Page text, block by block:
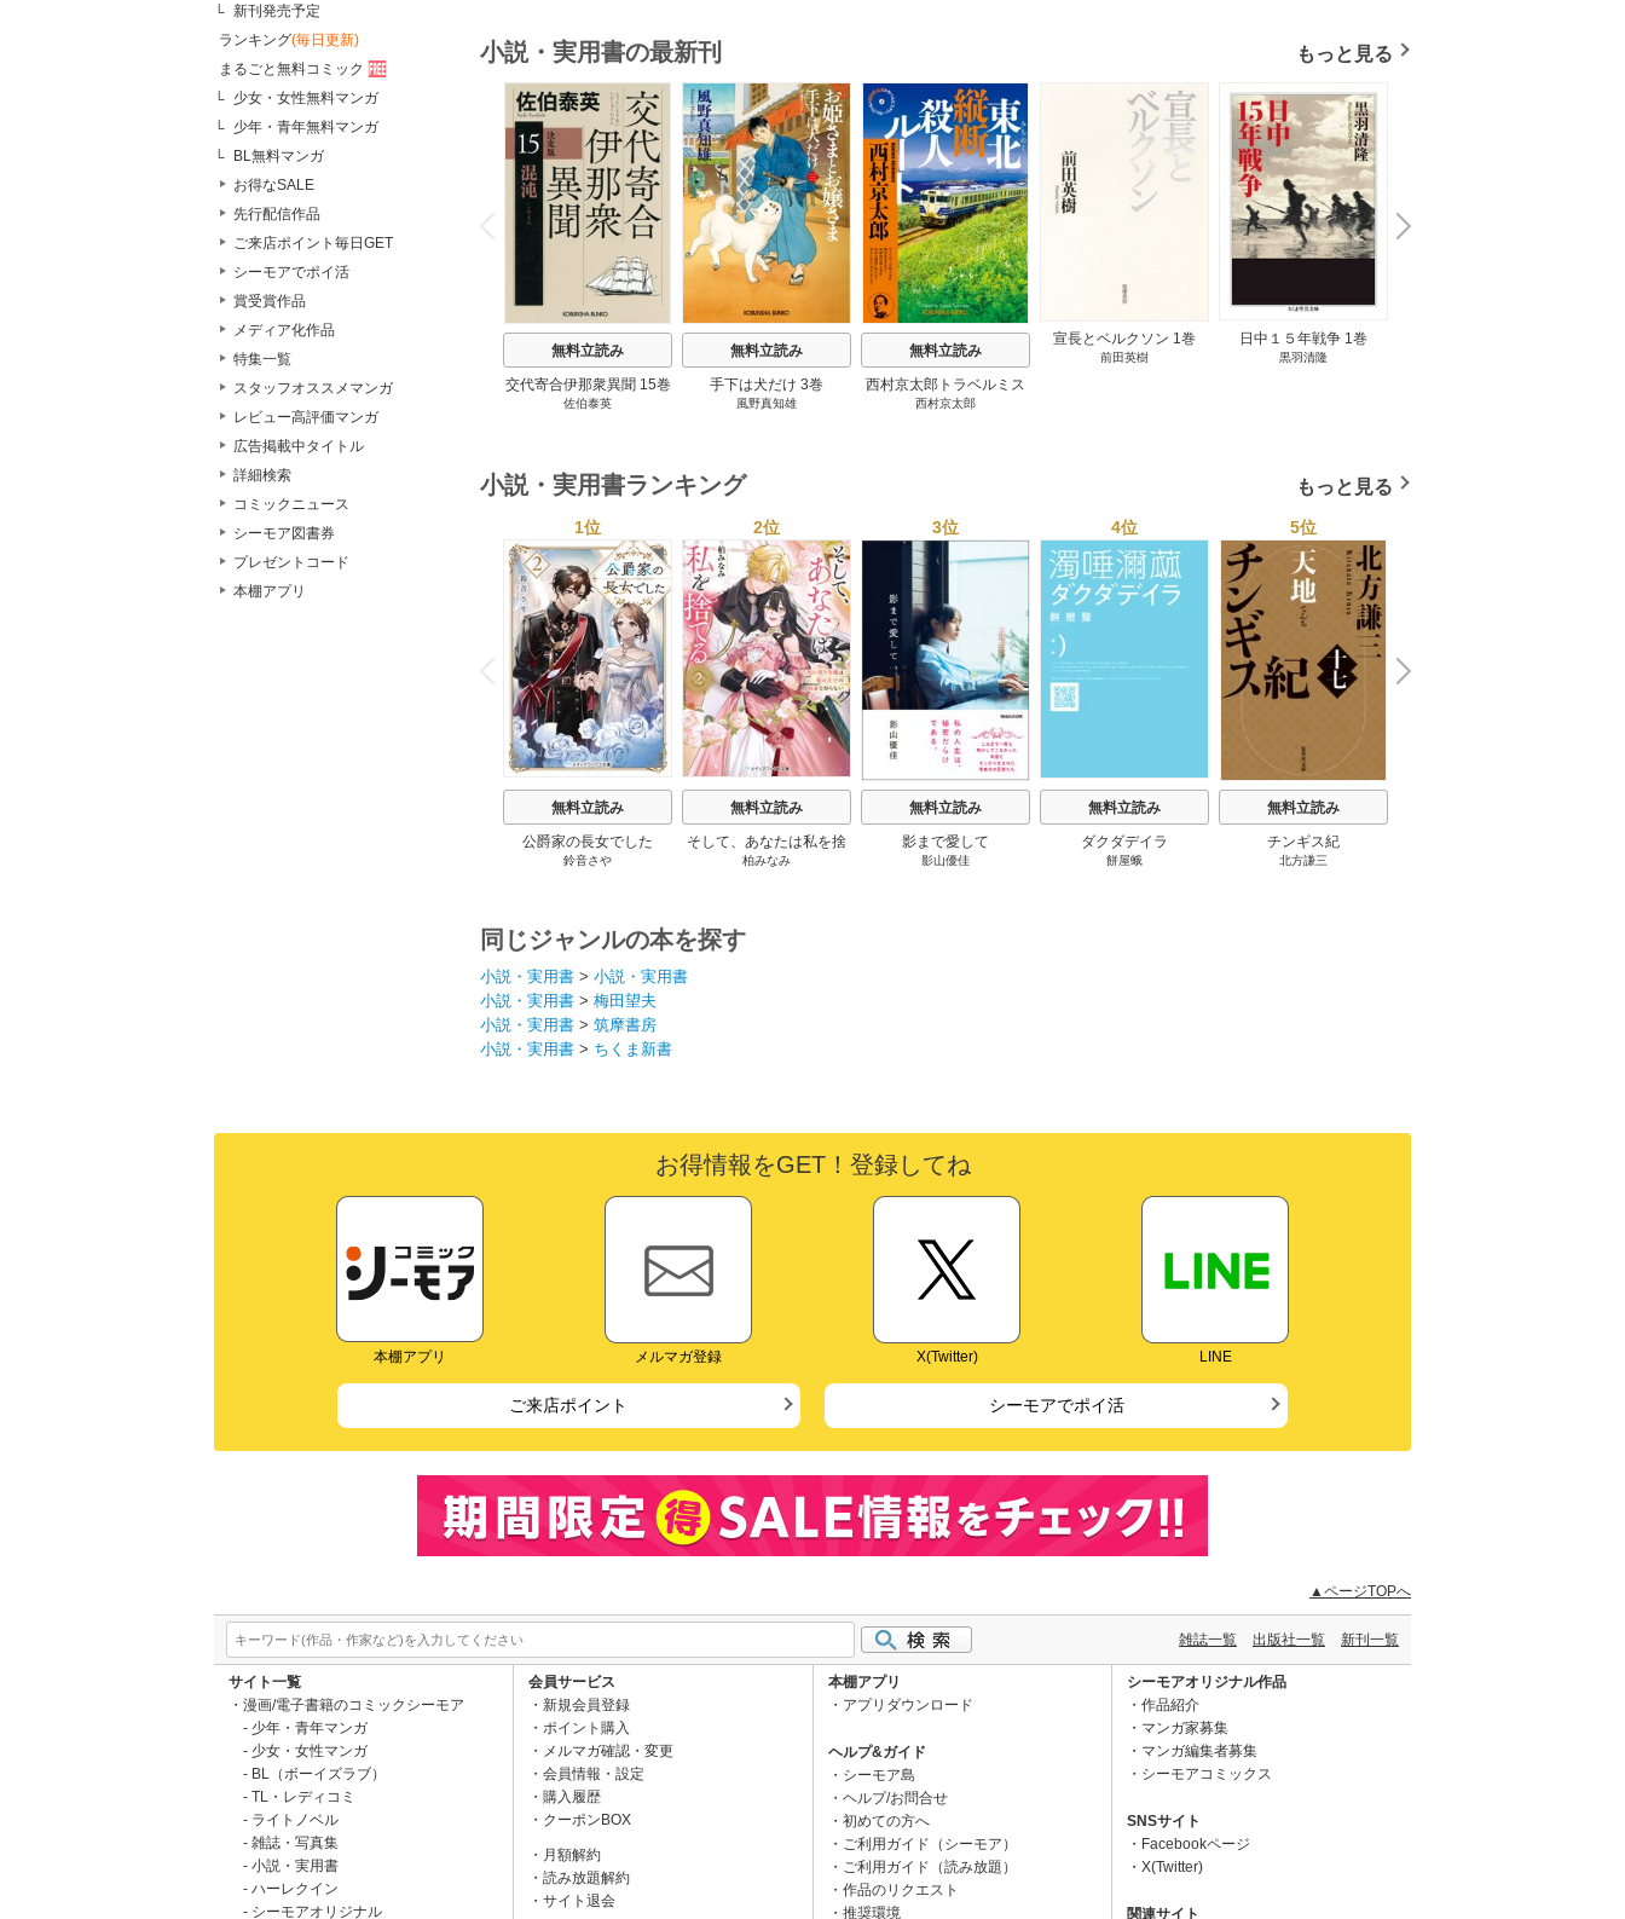
新刊発売予定
ランキング(毎日更新)
まるごと無料コミック
少女・女性無料マンガ
少年・青年無料マンガ
BL無料マンガ
お得なSALE
先行配信作品
ご来店ポイント毎日GET
シーモアでポイ活
賞受賞作品
メディア化作品
特集一覧
スタッフオススメマンガ
レビュー高評価マンガ
広告掲載中タイトル
詳細検索
コミックニュース
シーモア図書券
プレゼントコード
本棚アプリ
小説・実用書の最新刊 もっと見る
P
r
e
i
o
u
s
無料立読み
交代寄合伊那衆異聞 15巻
佐伯泰英
無料立読み
手下は犬だけ 3巻
風野真知雄
無料立読み
西村京太郎トラベルミス
テリー・セレクション 2
西村京太郎
宣長とベルクソン 1巻
前田英樹
日中１５年戦争 1巻
黒羽清隆
N
e
x
t
小説・実用書ランキング もっと見る
P
r
e
v
i
o
u
s
1位
無料立読み
公爵家の長女でした
鈴音さや
2位
無料立読み
そして、あなたは私を捨
てる
柏みなみ
3位
無料立読み
影まで愛して
影山優佳
4位
無料立読み
ダクダデイラ
餅屋蛾
5位
無料立読み
チンギス紀
北方謙三
N
x
同じジャンルの本を探す
小説・実用書 > 小説・実用書
小説・実用書 > 梅田望夫
小説・実用書 > 筑摩書房
小説・実用書 > ちくま新書
お得情報をGET！登録してね
本棚アプリ メルマガ登録 X(Twitter) LINE
ご来店ポイント シーモアでポイ活
▲ページTOPへ
雑誌一覧 出版社一覧 新刊一覧
サイト一覧
漫画/電子書籍のコミックシーモア
少年・青年マンガ
少女・女性マンガ
BL（ボーイズラブ）
TL・レディコミ
ライトノベル
雑誌・写真集
小説・実用書
ハーレクイン
シーモアオリジナル
会員サービス
新規会員登録
ポイント購入
メルマガ確認・変更
会員情報・設定
購入履歴
クーポンBOX
月額解約
読み放題解約
サイト退会
本棚アプリ
アプリダウンロード
ヘルプ&ガイド
シーモア島
ヘルプ/お問合せ
初めての方へ
ご利用ガイド（シーモア）
ご利用ガイド（読み放題）
作品のリクエスト
推奨環境
シーモアオリジナル作品
作品紹介
マンガ家募集
マンガ編集者募集
シーモアコミックス
SNSサイト
Facebookページ
X(Twitter)
関連サイト